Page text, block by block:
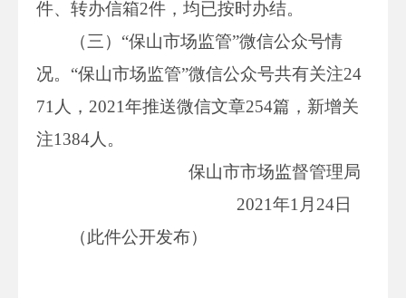
件、转办信箱2件，均已按时办结。
（三）“保山市场监管”微信公众号情
况。“保山市场监管”微信公众号共有关注24
71人，2021年推送微信文章254篇，新增关
注1384人。
保山市市场监督管理局
2021年1月24日
（此件公开发布）